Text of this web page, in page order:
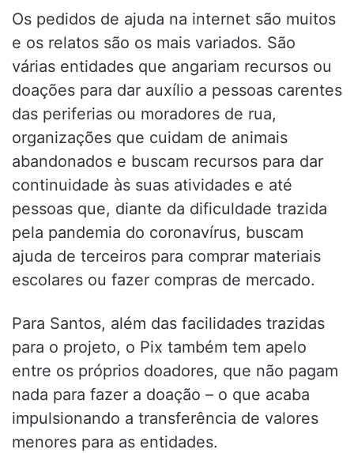
Os pedidos de ajuda na internet são muitos
e os relatos são os mais variados. São
várias entidades que angariam recursos ou
doações para dar auxílio a pessoas carentes
das periferias ou moradores de rua,
organizações que cuidam de animais
abandonados e buscam recursos para dar
continuidade às suas atividades e até
pessoas que, diante da dificuldade trazida
pela pandemia do coronavírus, buscam
ajuda de terceiros para comprar materiais
escolares ou fazer compras de mercado.
Para Santos, além das facilidades trazidas
para o projeto, o Pix também tem apelo
entre os próprios doadores, que não pagam
nada para fazer a doação – o que acaba
impulsionando a transferência de valores
menores para as entidades.